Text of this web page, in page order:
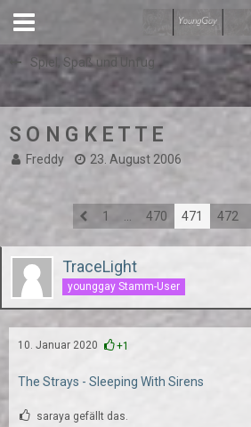
Spiel, Spaß und Unfug
S O N G K E T T E
Freddy 23. August 2006
1 470 471 472
TraceLight
younggay Stamm-User
10. Januar 2020 +1
The Strays - Sleeping With Sirens
saraya gefällt das.